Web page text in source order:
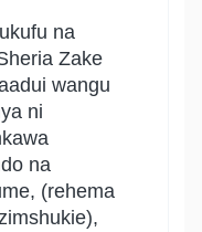
na
Zake
wangu
ni
na
(rehema